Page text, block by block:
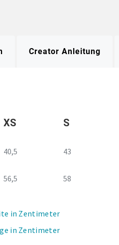
Creator Anleitung
XS S
40,5 43
56,5 58
in Zentimeter
in Zentimeter